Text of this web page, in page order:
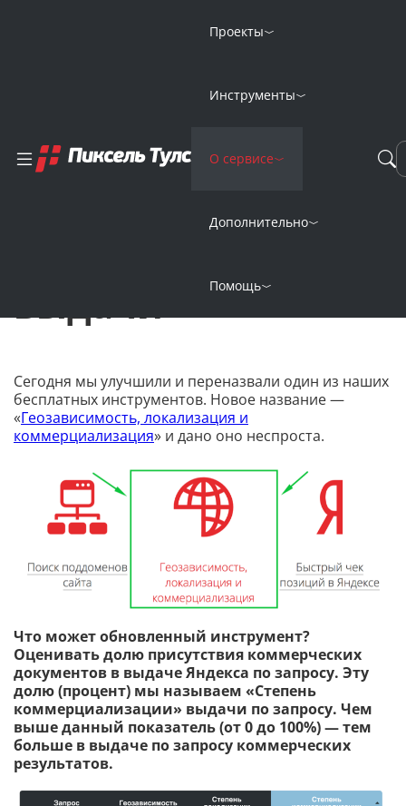
Проекты
Инструменты
О сервисе
Дополнительно
Помощь
Новый параметр в
оценке запроса —
выдачи
Сегодня мы улучшили и переназвали один из наших
бесплатных инструментов. Новое название —
«Геозависимость, локализация и
коммерциализация» и дано оно неспроста.
Что может обновленный инструмент?
Оценивать долю присутствия коммерческих
документов в выдаче Яндекса по запросу. Эту
долю (процент) мы называем «Степень
коммерциализации» выдачи по запросу. Чем
выше данный показатель (от 0 до 100%) — тем
больше в выдаче по запросу коммерческих
результатов.